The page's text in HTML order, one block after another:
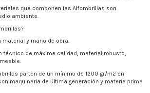
que componen las Alfombrillas son
ambiente.
material y mano de obra.
técnico de máxima calidad, material robusto,
parten de un mínimo de 1200 gr/m2 en
maquinaria de última generación y materia prima